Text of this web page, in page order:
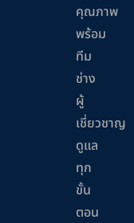
คุณภาพ
พร้อม
ทีม
ช่าง
ผู้
เชี่ยวชาญ
ดูแล
ทุก
ขั้น
ตอน